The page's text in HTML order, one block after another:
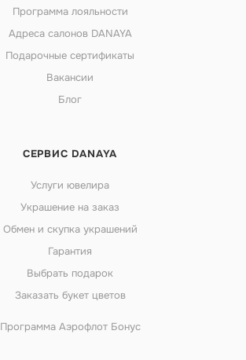
Программа лояльности
Адреса салонов DANAYA
Подарочные сертификаты
Вакансии
Блог
СЕРВИС DANAYA
Услуги ювелира
Украшение на заказ
Обмен и скупка украшений
Гарантия
Выбрать подарок
Заказать букет цветов
Программа Аэрофлот Бонус